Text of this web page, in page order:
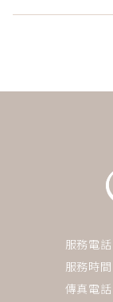
服務電
服務時
傳真電